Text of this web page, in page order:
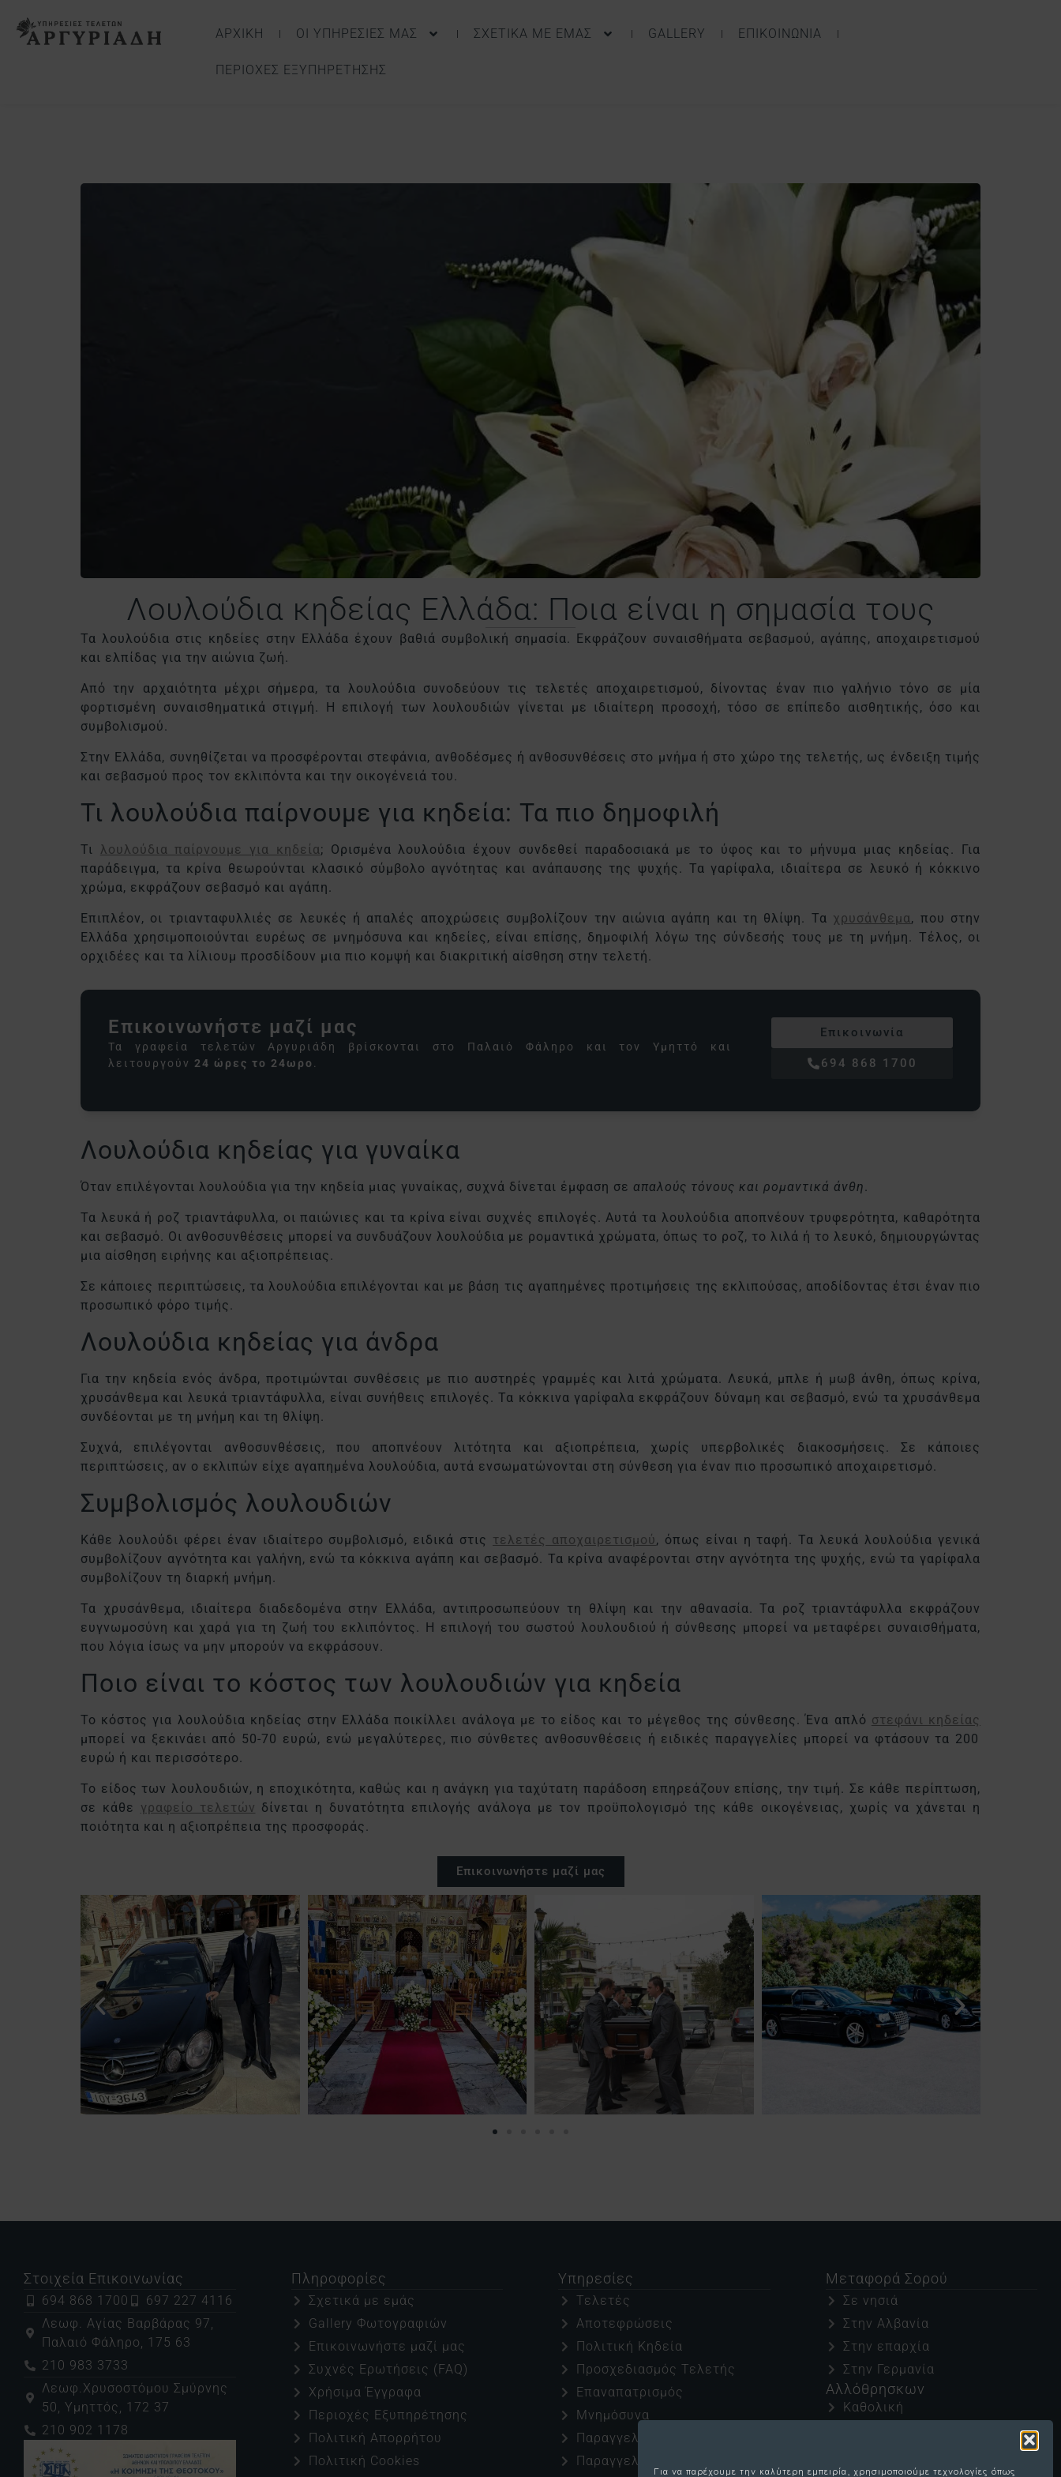
Για να παρέχουμε την καλύτερη εμπειρία, χρησιμοποιούμε τεχνολογίες όπως
ΑΡΧΙΚΗ ΟΙ ΥΠΗΡΕΣΙΕΣ ΜΑΣ ΣΧΕΤΙΚΑ ΜΕ ΕΜΑΣ GALLERY ΕΠΙΚΟΙΝΩΝΙΑ
ΠΕΡΙΟΧΈΣ ΕΞΥΠΗΡΈΤΗΣΗΣ
Λουλούδια κηδείας Ελλάδα: Ποια είναι η σημασία τους
Τα λουλούδια στις κηδείες στην Ελλάδα έχουν βαθιά συμβολική σημασία. Εκφράζουν συναισθήματα σεβασμού, αγάπης, αποχαιρετισμού
και ελπίδας για την αιώνια ζωή.
Από την αρχαιότητα μέχρι σήμερα, τα λουλούδια συνοδεύουν τις τελετές αποχαιρετισμού, δίνοντας έναν πιο γαλήνιο τόνο σε μία
φορτισμένη συναισθηματικά στιγμή. Η επιλογή των λουλουδιών γίνεται με ιδιαίτερη προσοχή, τόσο σε επίπεδο αισθητικής, όσο και
συμβολισμού.
Στην Ελλάδα, συνηθίζεται να προσφέρονται στεφάνια, ανθοδέσμες ή ανθοσυνθέσεις στο μνήμα ή στο χώρο της τελετής, ως ένδειξη τιμής
και σεβασμού προς τον εκλιπόντα και την οικογένειά του.
Τι λουλούδια παίρνουμε για κηδεία: Τα πιο δημοφιλή
Τι λουλούδια παίρνουμε για κηδεία; Ορισμένα λουλούδια έχουν συνδεθεί παραδοσιακά με το ύφος και το μήνυμα μιας κηδείας. Για
παράδειγμα, τα κρίνα θεωρούνται κλασικό σύμβολο αγνότητας και ανάπαυσης της ψυχής. Τα γαρίφαλα, ιδιαίτερα σε λευκό ή κόκκινο
χρώμα, εκφράζουν σεβασμό και αγάπη.
Επιπλέον, οι τριανταφυλλιές σε λευκές ή απαλές αποχρώσεις συμβολίζουν την αιώνια αγάπη και τη θλίψη. Τα χρυσάνθεμα, που στην
Ελλάδα χρησιμοποιούνται ευρέως σε μνημόσυνα και κηδείες, είναι επίσης, δημοφιλή λόγω της σύνδεσής τους με τη μνήμη. Τέλος, οι
ορχιδέες και τα λίλιουμ προσδίδουν μια πιο κομψή και διακριτική αίσθηση στην τελετή.
Επικοινωνήστε μαζί μας
Τα γραφεία τελετών Αργυριάδη βρίσκονται στο Παλαιό Φάληρο και τον Υμηττό και
λειτουργούν 24 ώρες το 24ωρο
Επικοινωνία
694 868 1700
Λουλούδια κηδείας για γυναίκα
Όταν επιλέγονται λουλούδια για την κηδεία μιας γυναίκας, συχνά δίνεται έμφαση σε απαλούς τόνους και ρομαντικά άνθη.
Τα λευκά ή ροζ τριαντάφυλλα, οι παιώνιες και τα κρίνα είναι συχνές επιλογές. Αυτά τα λουλούδια αποπνέουν τρυφερότητα, καθαρότητα
και σεβασμό. Οι ανθοσυνθέσεις μπορεί να συνδυάζουν λουλούδια με ρομαντικά χρώματα, όπως το ροζ, το λιλά ή το λευκό, δημιουργώντας
μια αίσθηση ειρήνης και αξιοπρέπειας.
Σε κάποιες περιπτώσεις, τα λουλούδια επιλέγονται και με βάση τις αγαπημένες προτιμήσεις της εκλιπούσας, αποδίδοντας έτσι έναν πιο
προσωπικό φόρο τιμής.
Λουλούδια κηδείας για άνδρα
Για την κηδεία ενός άνδρα, προτιμώνται συνθέσεις με πιο αυστηρές γραμμές και λιτά χρώματα. Λευκά, μπλε ή μωβ άνθη, όπως κρίνα,
χρυσάνθεμα και λευκά τριαντάφυλλα, είναι συνήθεις επιλογές. Τα κόκκινα γαρίφαλα εκφράζουν δύναμη και σεβασμό, ενώ τα χρυσάνθεμα
συνδέονται με τη μνήμη και τη θλίψη.
Συχνά, επιλέγονται ανθοσυνθέσεις, που αποπνέουν λιτότητα και αξιοπρέπεια, χωρίς υπερβολικές διακοσμήσεις. Σε κάποιες
περιπτώσεις, αν ο εκλιπών είχε αγαπημένα λουλούδια, αυτά ενσωματώνονται στη σύνθεση για έναν πιο προσωπικό αποχαιρετισμό.
Συμβολισμός λουλουδιών
Κάθε λουλούδι φέρει έναν ιδιαίτερο συμβολισμό, ειδικά στις τελετές αποχαιρετισμού, όπως είναι η ταφή. Τα λευκά λουλούδια γενικά
συμβολίζουν αγνότητα και γαλήνη, ενώ τα κόκκινα αγάπη και σεβασμό. Τα κρίνα αναφέρονται στην αγνότητα της ψυχής, ενώ τα γαρίφαλα
συμβολίζουν τη διαρκή μνήμη.
Τα χρυσάνθεμα, ιδιαίτερα διαδεδομένα στην Ελλάδα, αντιπροσωπεύουν τη θλίψη και την αθανασία. Τα ροζ τριαντάφυλλα εκφράζουν
ευγνωμοσύνη και χαρά για τη ζωή του εκλιπόντος. Η επιλογή του σωστού λουλουδιού ή σύνθεσης μπορεί να μεταφέρει συναισθήματα,
που λόγια ίσως να μην μπορούν να εκφράσουν.
Ποιο είναι το κόστος των λουλουδιών για κηδεία
Το κόστος για λουλούδια κηδείας στην Ελλάδα ποικίλλει ανάλογα με το είδος και το μέγεθος της σύνθεσης. Ένα απλό στεφάνι κηδείας
μπορεί να ξεκινάει από 50-70 ευρώ, ενώ μεγαλύτερες, πιο σύνθετες ανθοσυνθέσεις ή ειδικές παραγγελίες μπορεί να φτάσουν τα 200
ευρώ ή και περισσότερο.
Το είδος των λουλουδιών, η εποχικότητα, καθώς και η ανάγκη για ταχύτατη παράδοση επηρεάζουν επίσης, την τιμή. Σε κάθε περίπτωση,
σε κάθε γραφείο τελετών δίνεται η δυνατότητα επιλογής ανάλογα με τον προϋπολογισμό της κάθε οικογένειας, χωρίς να χάνεται η
ποιότητα και η αξιοπρέπεια της προσφοράς.
Επικοινωνήστε μαζί μας
Στοιχεία Επικοινωνίας
694 868 1700
697 227 4116
Λεωφ. Αγίας Βαρβάρας 97,
Παλαιό Φάληρο, 175 63
210 983 3733
Λεωφ.Χρυσοστόμου Σμύρνης
50, Υμηττός, 172 37
210 902 1178
Πληροφορίες
Σχετικά με εμάς
Gallery Φωτογραφιών
Επικοινωνήστε μαζί μας
Συχνές Ερωτήσεις (FAQ)
Χρήσιμα Έγγραφα
Περιοχές Εξυπηρέτησης
Πολιτική Απορρήτου
Πολιτική Cookies
Υπηρεσίες
Τελετές
Αποτεφρώσεις
Πολιτική Κηδεία
Προσχεδιασμός Τελετής
Επαναπατρισμός
Μνημόσυνα
Παραγγελία Λουλουδιών
Παραγγελία Στεφάνων
Μεταφορά Σορού
Σε νησιά
Στην Αλβανία
Στην επαρχία
Στην Γερμανία
Αλλόθρησκων
Καθολική